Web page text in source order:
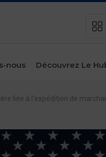
nous Découvrez Le
liée à l’expédition de